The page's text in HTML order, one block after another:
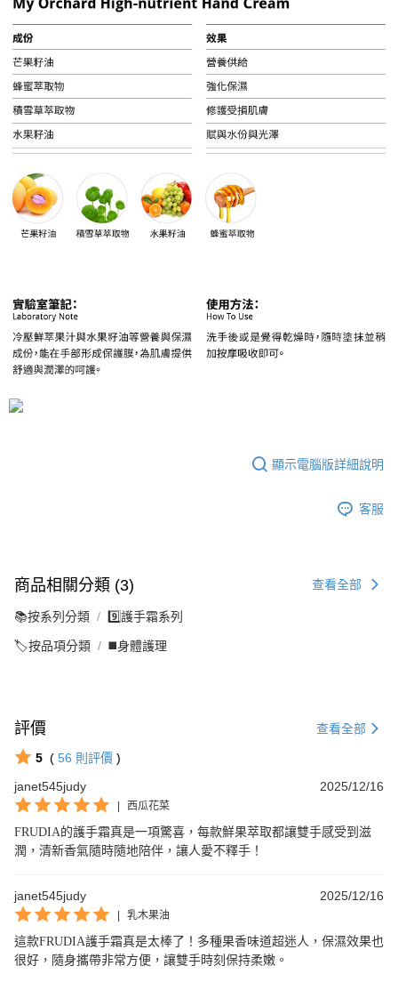
顯示電腦版詳細說明
客服
商品相關分類 (3) 查看全部
📚按系列分類 9️⃣護手霜系列
🏷️按品項分類 ◼️身體護理
評價 查看全部
5 ( 56 則評價 )
janet545judy
2025/12/16
西瓜花菜
FRUDIA的護手霜真是一項驚喜，每款鮮果萃取都讓雙手感受到滋
潤，清新香氣隨時隨地陪伴，讓人愛不釋手！
janet545judy 2025/12/16
乳木果油
這款FRUDIA護手霜真是太棒了！多種果香味道超迷人，保濕效果也
很好，隨身攜帶非常方便，讓雙手時刻保持柔嫩。